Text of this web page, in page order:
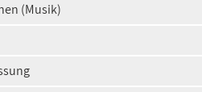
(Musik)